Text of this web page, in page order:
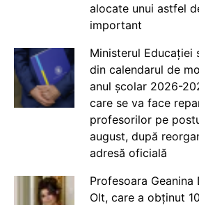
alocate unui astfel
important
Ministerul Educației
din calendarul de
anul școlar 2026-
care se va face
profesorilor pe
august, după
adresă oficială
Profesoara
Olt, care a obținut